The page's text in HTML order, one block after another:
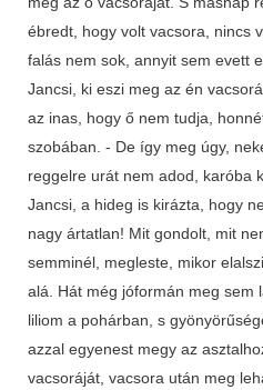
ébredt, hogy volt vacsora, nincs
falás nem sok, annyit sem evett
Jancsi, ki eszi meg az én
az inas, hogy ő nem tudja,
szobában. - De így meg úgy,
reggelre urát nem adod, karóba
Jancsi, a hideg is kirázta, hogy
nagy ártatlan! Mit gondolt, mit
semminél, megleste, mikor
alá. Hát még jóformán meg sem
liliom a pohárban, s
azzal egyenest megy az
vacsoráját, vacsora után meg